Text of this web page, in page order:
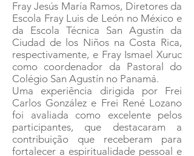
Fray Jesús María Ramos, Diretores da
Escola Fray Luis de León no México e
da Escola Técnica San Agustín da
Ciudad de los Niños na Costa Rica,
respectivamente, e Fray Ismael Xuruc
como coordenador da Pastoral do
Colégio San Agustín no Panamá.
Uma experiência dirigida por Frei
Carlos González e Frei René Lozano
foi avaliada como excelente pelos
participantes, que destacaram a
contribuição que receberam para
fortalecer a espiritualidade pessoal e